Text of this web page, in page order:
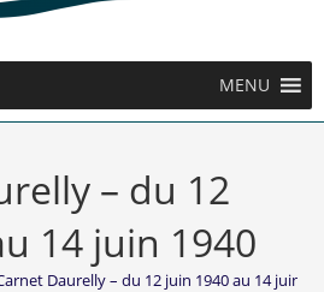
MENU
– du 12
14 juin 1940
Daurelly – du 12 juin 1940 au 14 juin